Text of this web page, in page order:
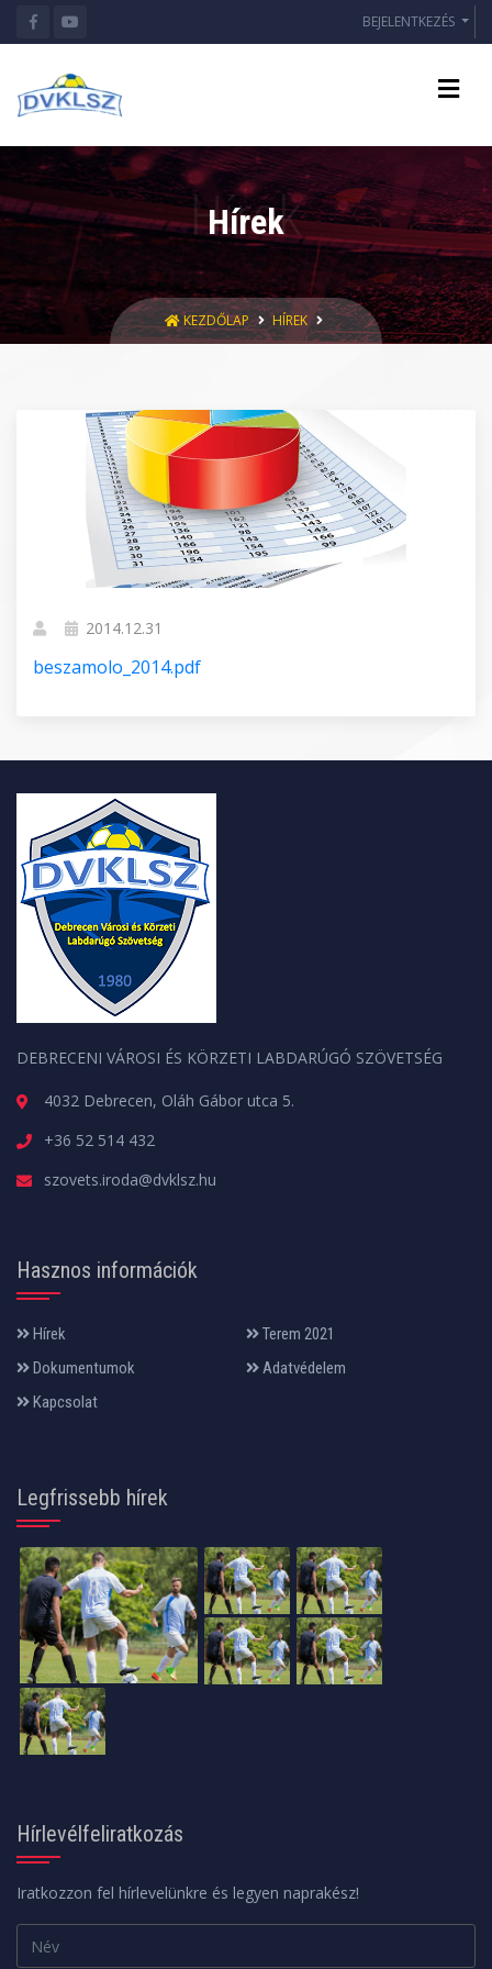
BEJELENTKEZÉS
Hírek
KEZDŐLAP HÍREK
2014.12.31
beszamolo_2014.pdf
DEBRECENI VÁROSI ÉS KÖRZETI LABDARÚGÓ SZÖVETSÉG
4032 Debrecen, Oláh Gábor utca 5.
+36 52 514 432
szovets.iroda@dvklsz.hu
Hasznos információk
Hírek
Terem 2021
Dokumentumok
Adatvédelem
Kapcsolat
Legfrissebb hírek
Hírlevélfeliratkozás
Iratkozzon fel hírlevelünkre és legyen naprakész!